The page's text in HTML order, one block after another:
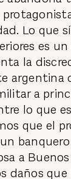
Lo que
es
la
argentina
a
lo que
que el
a
daños que